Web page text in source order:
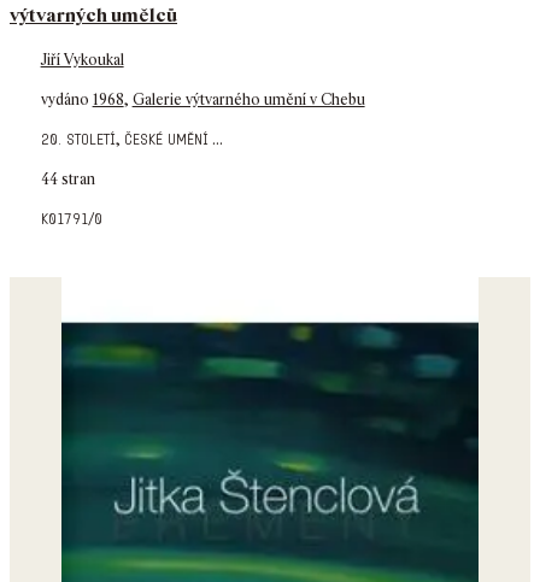
výtvarných umělců
Jiří Vykoukal
vydáno 1968, Galerie výtvarného umění v Chebu
20. století, české umění ...
44 stran
k01791/0